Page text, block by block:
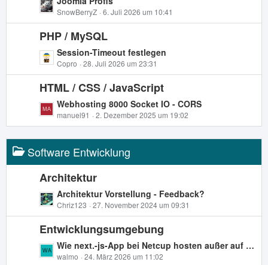
i
r
ä
g
e
e
t
z
t
e
B
e
e
SnowBerryZ 6. Juli 2026 um 10:41
PHP / MySQL
L
e
t
z
t
e
B
e
i
t
r
ä
g
e
Session-Timeout festlegen
Copro 28. Juli 2026 um 23:31
HTML / CSS / JavaScript
L
e
t
z
t
e
B
i
r
ä
g
e
Webhosting 8000 Socket IO - CORS
manuel91 2. Dezember 2025 um 19:02
Software Entwicklung
Architektur
L
e
t
z
t
e
Architektur Vorstellung - Feedback?
Chriz123 27. November 2024 um 09:31
Entwicklungsumgebung
L
e
Wie next.-js-App bei Netcup hosten außer auf einem VPS?
walmo 24. März 2026 um 11:02